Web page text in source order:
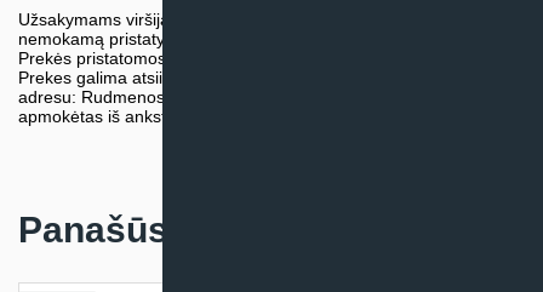
Užsakymams viršijantiems 300€ sumą visuomet taikome
nemokamą pristatymą.
Prekės pristatomos visoje Lietuvos teritorijoje.
Prekes galima atsiimti nemokamai patiems, mūsų sandėlio
adresu: Rudmenos g. 5, Kaunas. Užsakymas turi būti pateiktas ir
apmokėtas iš anksto.
Panašūs produktai